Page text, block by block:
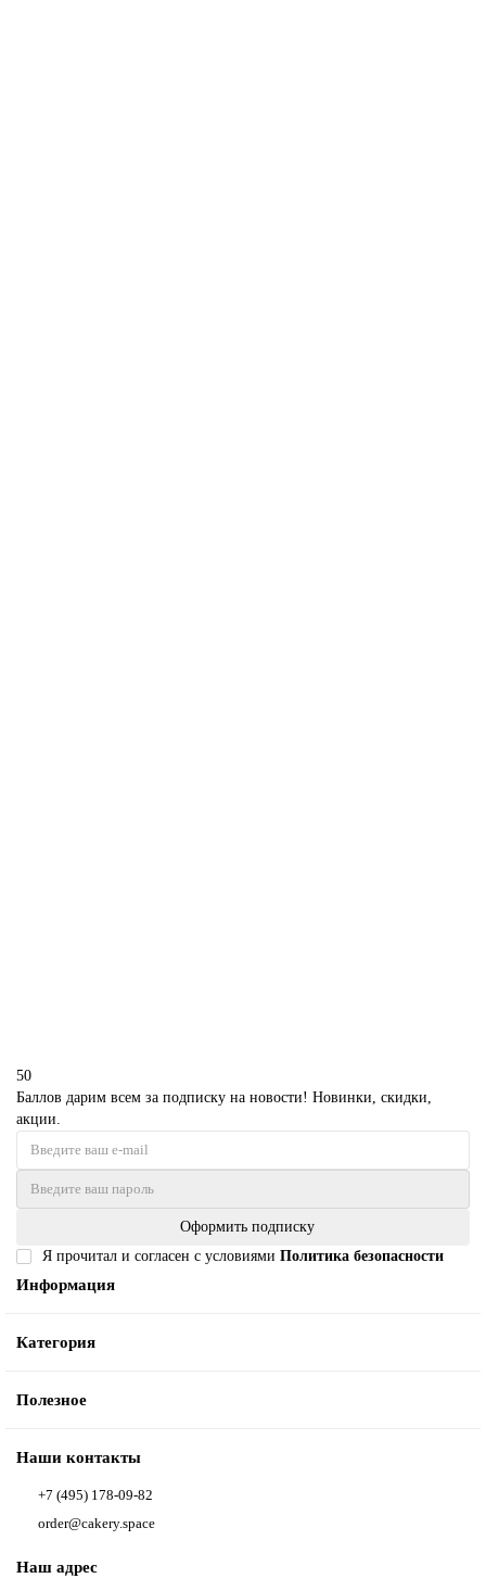
50
Баллов дарим всем за подписку на новости! Новинки, скидки,
акции.
Оформить подписку
Я прочитал и согласен с условиями Политика безопасности
Информация
Категория
Полезное
Наши контакты
+7 (495) 178-09-82
order@cakery.space
Наш адрес